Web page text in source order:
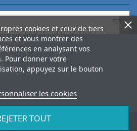
cookies et ceux de tiers
et vous montrer des
en analysant vos
Pour donner votre
appuyez sur le bouton
les cookies
TOUT
à tout
cela nos
les